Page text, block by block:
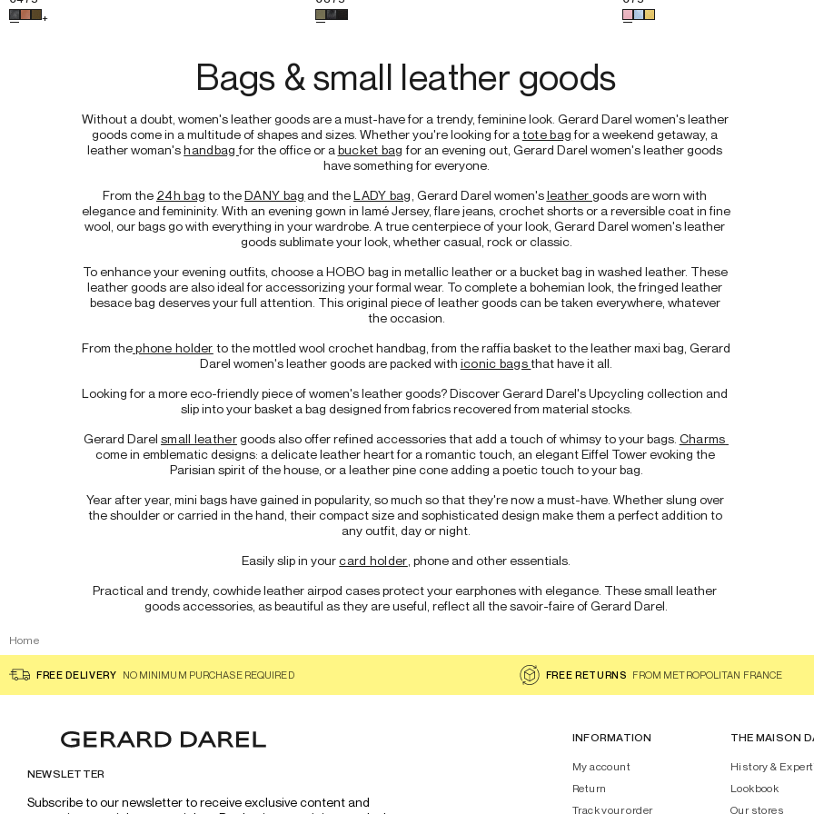
Choisissez une couleur pour le produit Grained leather handbag -LE 24H
+ Choisissez une couleur pour le produit Bubble leather handbag - 24H
Choisissez une couleur pour le
Bags & small leather goods
Without a doubt, women's leather goods are a must-have for a trendy, feminine look. Gerard Darel women's leather
goods come in a multitude of shapes and sizes. Whether you're looking for a tote bag for a weekend getaway, a
leather woman's handbag for the office or a bucket bag for an evening out, Gerard Darel women's leather goods
have something for everyone.
From the 24h bag to the DANY bag and the LADY bag , Gerard Darel women's leather goods are worn with
elegance and femininity. With an evening gown in lamé Jersey, flare jeans, crochet shorts or a reversible coat in fine
wool, our bags go with everything in your wardrobe. A true centerpiece of your look, Gerard Darel women's leather
goods sublimate your look, whether casual, rock or classic.
To enhance your evening outfits, choose a HOBO bag in metallic leather or a bucket bag in washed leather. These
leather goods are also ideal for accessorizing your formal wear. To complete a bohemian look, the fringed leather
besace bag deserves your full attention. This original piece of leather goods can be taken everywhere, whatever
the occasion.
From the phone holder to the mottled wool crochet handbag, from the raffia basket to the leather maxi bag, Gerard
Darel women's leather goods are packed with iconic bags that have it all.
Looking for a more eco-friendly piece of women's leather goods? Discover Gerard Darel's Upcycling collection and
slip into your basket a bag designed from fabrics recovered from material stocks.
Gerard Darel small leather goods also offer refined accessories that add a touch of whimsy to your bags.
come in emblematic designs: a delicate leather heart for a romantic touch, an elegant Eiffel Tower evoking the
Parisian spirit of the house, or a leather pine cone adding a poetic touch to your bag.
Year after year, mini bags have gained in popularity, so much so that they're now a must-have. Whether slung over
the shoulder or carried in the hand, their compact size and sophisticated design make them a perfect addition to
any outfit, day or night.
Easily slip in your card holder , phone and other essentials.
Practical and trendy, cowhide leather airpod cases protect your earphones with elegance. These small leather
goods accessories, as beautiful as they are useful, reflect all the savoir-faire of Gerard Darel.
Home
FREE DELIVERY NO MINIMUM PURCHASE REQUIRED FREE RETURNS FROM METROPOLITAN FRANCE
NEWSLETTER
Subscribe to our newsletter to receive exclusive content and
INFORMATION
My account
Return
Track your order
THE MAISON
History &
Lookbook
Our stores